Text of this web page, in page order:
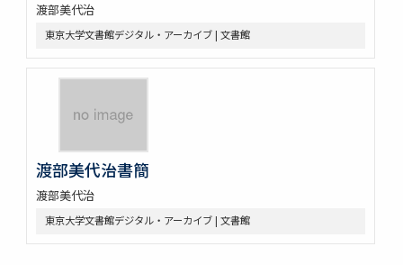
渡部美代治
東京大学文書館デジタル・アーカイブ | 文書館
渡部美代治書簡
渡部美代治
東京大学文書館デジタル・アーカイブ | 文書館